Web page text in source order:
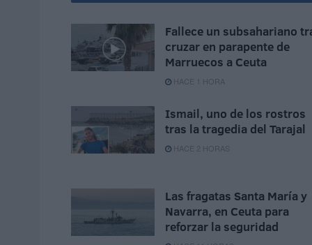
Fallece un subsahariano
cruzar en parapente de
Marruecos a Ceuta
HACE 1 HORA
Ismail, uno de los rostros
tras la tragedia del Tarajal
HACE 2 HORAS
Las fragatas Santa María y
Navarra, en Ceuta para
reforzar la seguridad